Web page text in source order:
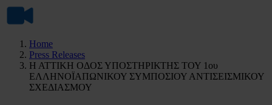
Home
Press Releases
Η ΑΤΤΙΚΗ ΟΔΟΣ ΥΠΟΣΤΗΡΙΚΤΗΣ ΤΟΥ 1ου
ΕΛΛΗΝΟΪΑΠΩΝΙΚΟΥ ΣΥΜΠΟΣΙΟΥ ΑΝΤΙΣΕΙΣΜΙΚΟΥ
ΣΧΕΔΙΑΣΜΟΥ